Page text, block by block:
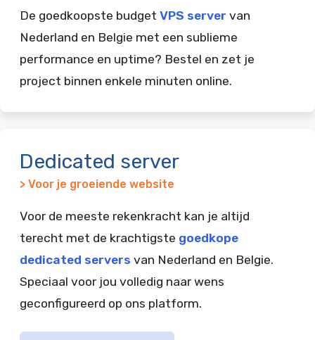
De goedkoopste budget VPS server van
Nederland en Belgie met een sublieme
performance en uptime? Bestel en zet je
project binnen enkele minuten online.
Dedicated server
> Voor je groeiende website
Voor de meeste rekenkracht kan je altijd
terecht met de krachtigste goedkope
dedicated servers van Nederland en Belgie.
Speciaal voor jou volledig naar wens
geconfigureerd op ons platform.